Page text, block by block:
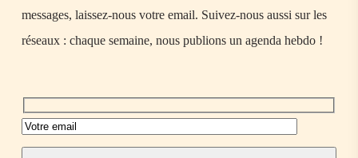
messages, laissez-nous votre email. Suivez-nous aussi sur les
réseaux : chaque semaine, nous publions un agenda hebdo !